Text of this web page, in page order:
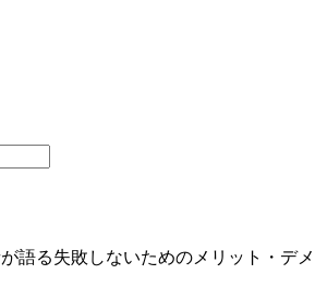
語る失敗しないためのメリット・デメ